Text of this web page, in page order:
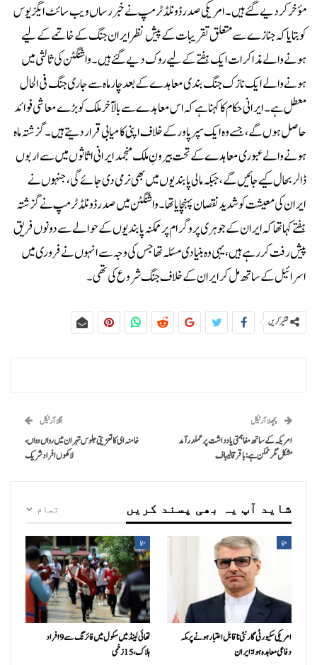
مؤخر کر دیے گئے ہیں۔امریکی صدر ڈونلڈ ٹرمپ نے خبر رساں ویب سائٹ ایگزیوس
کو بتایا کہ جنازے سے متعلق تقریبات کے پیش نظر ایران جنگ کے خاتمے کے لیے
ہونے والے مذاکرات ایک ہفتے کے لیے روک دیے گئے ہیں۔واشنگٹن کی ثالثی میں
ہونے والے ایک نازک جنگ بندی معاہدے کے بعد چار ماہ سے جاری جنگ فی الحال
معطل ہے۔ایرانی حکام کا کہنا ہے کہ اس معاہدے سے بالآخر ملک کو بڑے معاشی فوائد
حاصل ہوں گے، جسے وہ ایک سپر پاور کے خلاف اپنی کامیابی قرار دیتے ہیں۔گزشتہ ماہ
ہونے والے عبوری معاہدے کے تحت بیرونِ ملک منجمد ایرانی اثاثوں میں سے اربوں
ڈالر بحال کیے جائیں گے، جبکہ مالی پابندیوں میں بھی نرمی دی جائے گی، جنہوں نے
ایران کی معیشت کو شدید نقصان پہنچایا تھا۔واشنگٹن میں صدر ڈونلڈ ٹرمپ نے گزشتہ
ہفتے کہا تھا کہ ایران کے جوہری پروگرام پر ممکنہ پابندیوں کے حوالے سے دونوں فریق
پیش رفت کر رہے ہیں، یہی وہ بنیادی مسئلہ تھا جس کی وجہ سے انہوں نے فروری میں
اسرائیل کے ساتھ مل کر ایران کے خلاف جنگ شروع کی تھی۔
شئیر کریں
پچھلا آرٹیکل
امریکہ کے ساتھ مفاہمتی یادداشت پر عملدرآمد
مشکل مگر ممکن ہے: باقر قالیباف
اگلا آرٹیکل
خامنہ ای کا تعزیتی جلوس تہران میں رواں دواں،
لاکھوں افراد شریک
تمام شاید آپ یہ بھی پسند کریں
دنیا
امریکی سکیورٹی گارنٹی ناقابل اعتبار ہونے پر مکہ
دفاعی معاہدہ ہوا: ایران
دنیا
تھائی لینڈ میں سکول میں فائرنگ سے 9 افراد
ہلاک، 15 زخمی